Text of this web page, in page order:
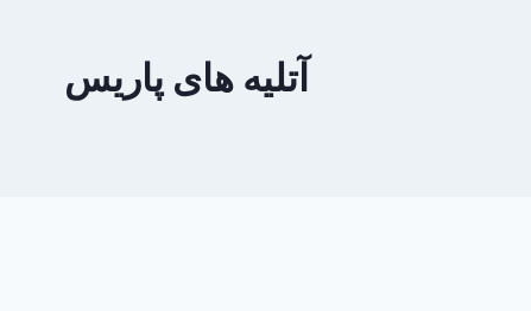
آتلیه های پاریس